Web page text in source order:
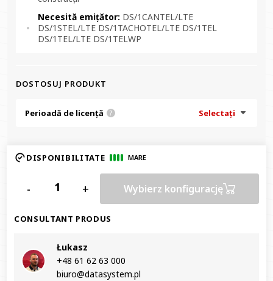
Necesită emițător: DS/1CANTEL/LTE
DS/1STEL/LTE DS/1TACHOTEL/LTE DS/1TEL
DS/1TEL/LTE DS/1TELWP
DOSTOSUJ PRODUKT
Perioadă de licență ? Selectați
DISPONIBILITATE MARE
- + Wybierz konfigurację
CONSULTANT PRODUS
Łukasz
+48 61 62 63 000‬
biuro@datasystem.pl